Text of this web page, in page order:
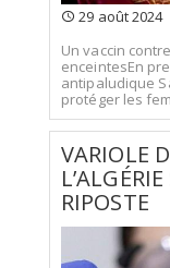
29 août 2024
Un vaccin
enceintesEn
antipaludique
protéger les
VARIOLE
RIPOSTE